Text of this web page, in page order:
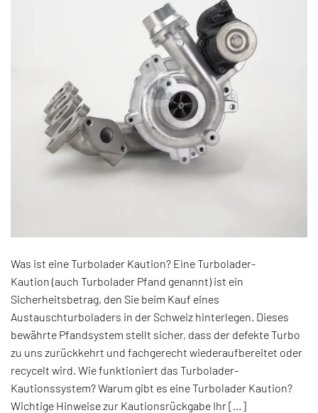
Was ist eine Turbolader Kaution? Eine Turbolader-
Kaution (auch Turbolader Pfand genannt) ist ein
Sicherheitsbetrag, den Sie beim Kauf eines
Austauschturboladers in der Schweiz hinterlegen. Dieses
bewährte Pfandsystem stellt sicher, dass der defekte Turbo
zu uns zurückkehrt und fachgerecht wiederaufbereitet oder
recycelt wird. Wie funktioniert das Turbolader-
Kautionssystem? Warum gibt es eine Turbolader Kaution?
Wichtige Hinweise zur Kautionsrückgabe Ihr […]